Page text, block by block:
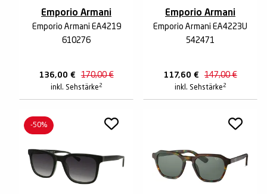
Emporio Armani
Emporio Armani EA4219
610276
136,00€ 170,00€
inkl. Sehstärke 2
Emporio Armani
Emporio Armani EA4223U
542471
117,60€ 147,00€
inkl. Sehstärke 2
-50%